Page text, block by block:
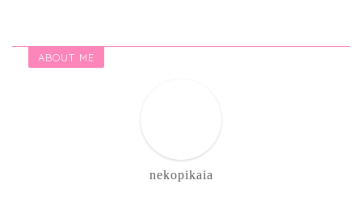
ABOUT ME
nekopikaia